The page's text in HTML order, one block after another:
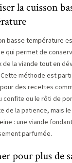
la cuisson
basse température
qui permet de
de la viande tout en
méthode est
des recettes
confite ou le rôti de
de la patience, mais
: une viande
parfumée.
pour plus de